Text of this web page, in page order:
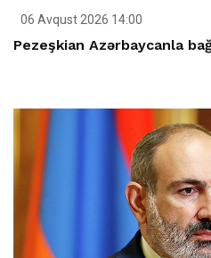
06 Avqust 2026 14:00
Pezeşkian Azərbaycanla